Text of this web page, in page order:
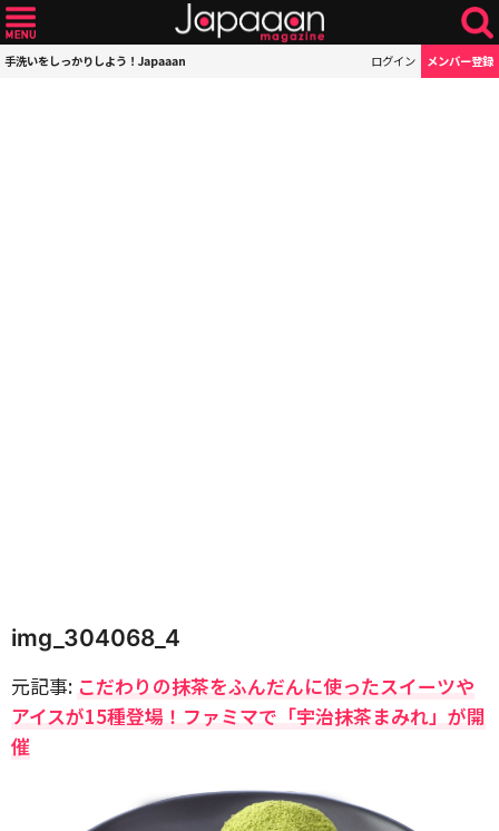
手洗いをしっかりしよう！Japaaan ログイン メンバー登録
img_304068_4
元記事: こだわりの抹茶をふんだんに使ったスイーツや
アイスが15種登場！ファミマで「宇治抹茶まみれ」が開
催